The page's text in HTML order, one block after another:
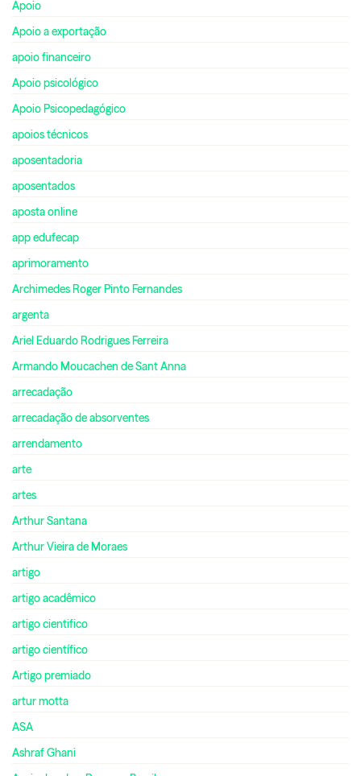
Apoio
Apoio a exportação
apoio financeiro
Apoio psicológico
Apoio Psicopedagógico
apoios técnicos
aposentadoria
aposentados
aposta online
app edufecap
aprimoramento
Archimedes Roger Pinto Fernandes
argenta
Ariel Eduardo Rodrigues Ferreira
Armando Moucachen de Sant Anna
arrecadação
arrecadação de absorventes
arrendamento
arte
artes
Arthur Santana
Arthur Vieira de Moraes
artigo
artigo acadêmico
artigo cientifico
artigo científico
Artigo premiado
artur motta
ASA
Ashraf Ghani